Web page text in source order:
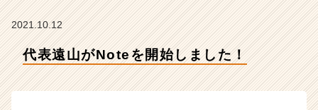
の
2021.10.12
代表遠山がNoteを開始しました！